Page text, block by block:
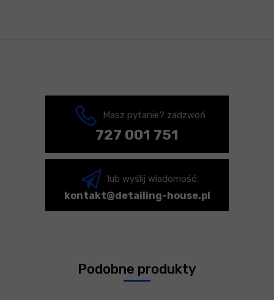
Masz pytanie? zadzwoń
727 001 751
lub wyślij wiadomość:
kontakt@detailing-house.pl
Podobne produkty